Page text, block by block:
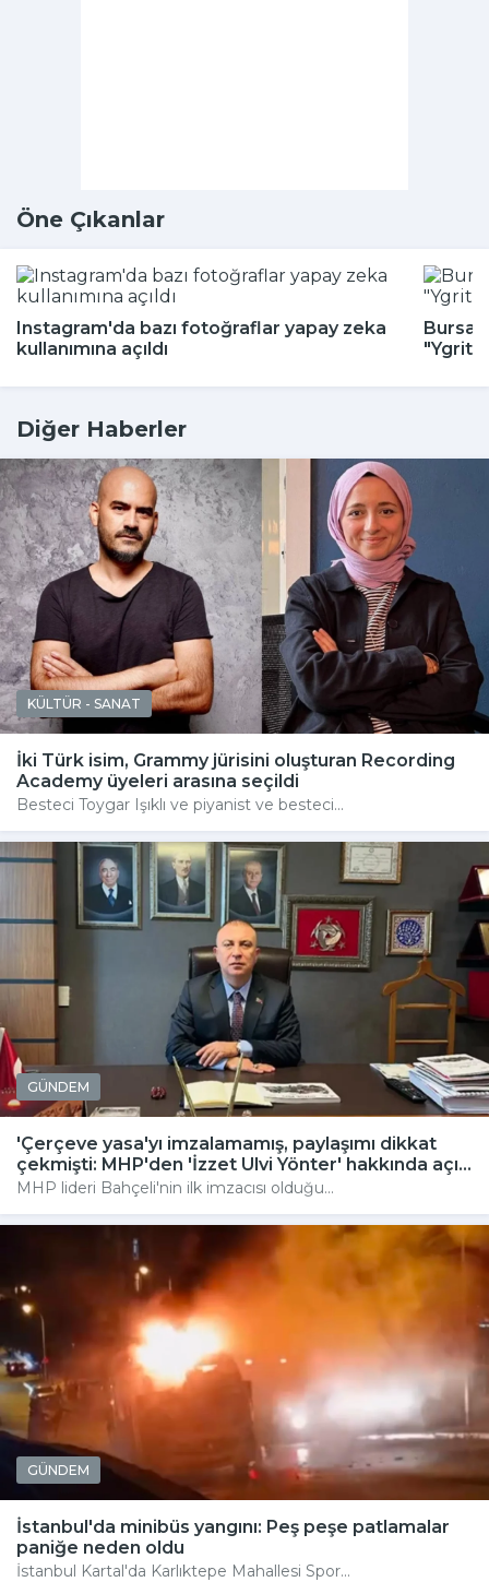
Öne Çıkanlar
Instagram'da bazı fotoğraflar yapay zeka
kullanımına açıldı
Bursa
Diğer Haberler
KÜLTÜR - SANAT
İki Türk isim, Grammy jürisini oluşturan Recording
Academy üyeleri arasına seçildi
Besteci Toygar Işıklı ve piyanist ve besteci...
GÜNDEM
'Çerçeve yasa'yı imzalamamış, paylaşımı dikkat
çekmişti: MHP'den 'İzzet Ulvi Yönter' hakkında açı...
MHP lideri Bahçeli'nin ilk imzacısı olduğu...
GÜNDEM
İstanbul'da minibüs yangını: Peş peşe patlamalar
paniğe neden oldu
İstanbul Kartal'da Karlıktepe Mahallesi Spor...